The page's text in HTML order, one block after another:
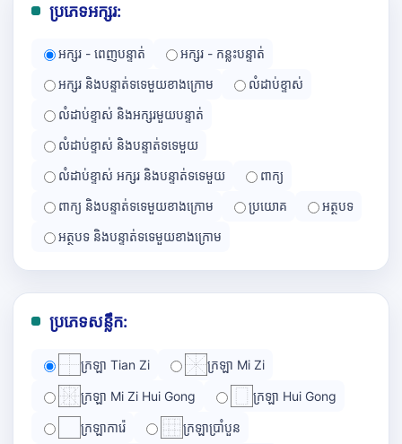
ប្រភេទអក្សរ:
អក្សរ - ពេញបន្ទាត់
អក្សរ - កន្លះបន្ទាត់
អក្សរ និងបន្ទាត់ទទេមួយខាងក្រោម
លំដាប់ខ្ទាស់
លំដាប់ខ្ទាស់ និងអក្សរមួយបន្ទាត់
លំដាប់ខ្ទាស់ និងបន្ទាត់ទទេមួយ
លំដាប់ខ្ទាស់ អក្សរ និងបន្ទាត់ទទេមួយ
ពាក្យ
ពាក្យ និងបន្ទាត់ទទេមួយខាងក្រោម
ប្រយោគ
អត្ថបទ
អត្ថបទ និងបន្ទាត់ទទេមួយខាងក្រោម
ប្រភេទសន្លឹក:
ក្រឡា Tian Zi ក្រឡា Mi Zi
ក្រឡា Mi Zi Hui Gong ក្រឡា Hui Gong
ក្រឡាការ៉េ ក្រឡាប្រាំបួន